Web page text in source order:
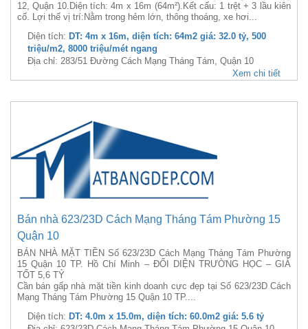
12, Quận 10.Diện tích: 4m x 16m (64m²).Kết cấu: 1 trệt + 3 lầu kiên
cố. Lợi thế vị trí:Nằm trong hẻm lớn, thông thoáng, xe hơi...
Diện tích: DT: 4m x 16m, diện tích: 64m2 giá: 32.0 tỷ, 500
triệu/m2, 8000 triệu/mét ngang
Địa chỉ: 283/51 Đường Cách Mạng Tháng Tám, Quận 10
Xem chi tiết
Bán nhà 623/23D Cách Mạng Tháng Tám Phường 15
Quận 10
BÁN NHÀ MẶT TIỀN Số 623/23D Cách Mạng Tháng Tám Phường
15 Quận 10 TP. Hồ Chí Minh – ĐỐI DIỆN TRƯỜNG HỌC – GIÁ
TỐT 5,6 TỶ
Cần bán gấp nhà mặt tiền kinh doanh cực đẹp tại Số 623/23D Cách
Mạng Tháng Tám Phường 15 Quận 10 TP....
Diện tích: DT: 4.0m x 15.0m, diện tích: 60.0m2 giá: 5.6 tỷ